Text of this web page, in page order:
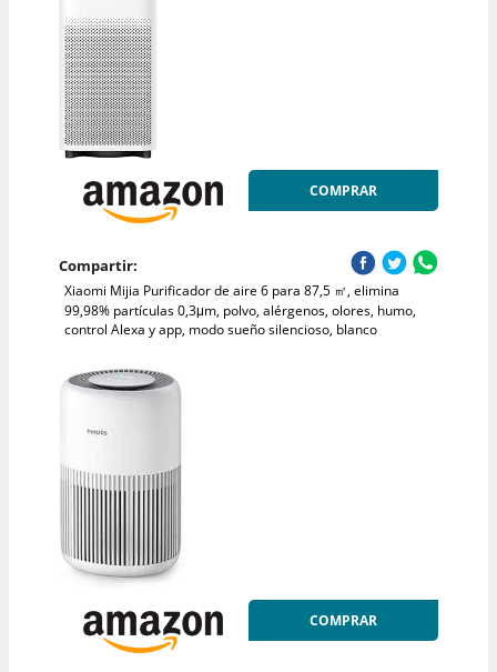
COMPRAR
Compartir:
Xiaomi Mijia Purificador de aire 6 para 87,5 ㎡, elimina
99,98% partículas 0,3μm, polvo, alérgenos, olores, humo,
control Alexa y app, modo sueño silencioso, blanco
COMPRAR